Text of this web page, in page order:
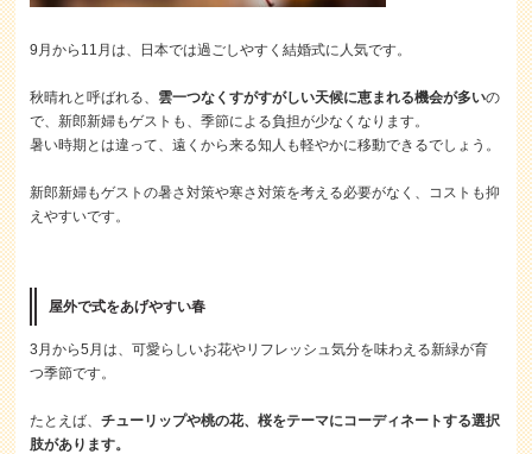
9月から11月は、日本では過ごしやすく結婚式に人気です。
秋晴れと呼ばれる、 雲一つなくすがすがしい天候に恵まれる機会が多いの
で、新郎新婦もゲストも、季節による負担が少なくなります。
暑い時期とは違って、遠くから来る知人も軽やかに移動できるでしょう。
新郎新婦もゲストの暑さ対策や寒さ対策を考える必要がなく、コストも抑
えやすいです。
屋外で式をあげやすい春
3月から5月は、可愛らしいお花やリフレッシュ気分を味わえる新緑が育
つ季節です。
たとえば、チューリップや桃の花、桜をテーマにコーディネートする選択
肢があります。